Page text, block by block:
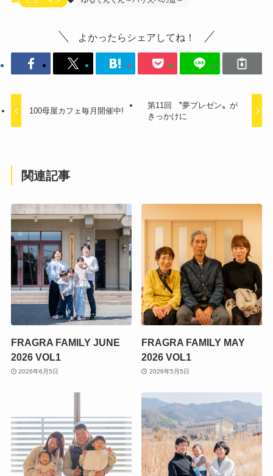
よかったらシェアしてね！
100母屋カフェ毎月開催中!
第11回 〝夢プレゼン〟が
きっかけに
関連記事
FRAGRA FAMILY JUNE
2026 VOL1
2026年6月5日
FRAGRA FAMILY MAY
2026 VOL1
2026年5月5日